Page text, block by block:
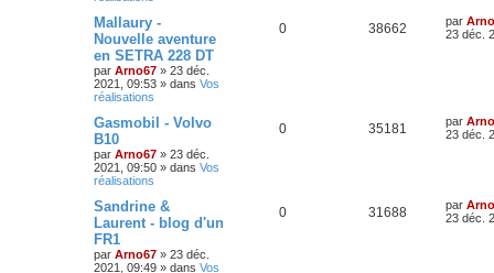
Mallaury -
Nouvelle aventure
en SETRA 228 DT
par Arno67 » 23 déc.
2021, 09:53 » dans Vos
réalisations
0 38662 par
23 déc.
Gasmobil - Volvo
B10
par Arno67 » 23 déc.
2021, 09:50 » dans Vos
réalisations
0 35181 par
23 déc.
Sandrine &
Laurent - blog d'un
FR1
par Arno67 » 23 déc.
2021, 09:49 » dans Vos
0 31688 par
23 déc.